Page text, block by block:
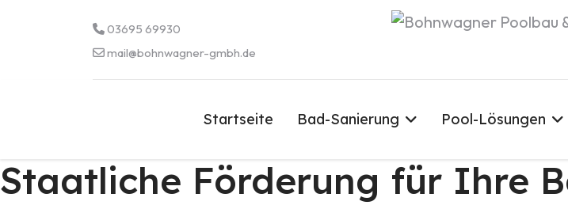
03695 69930
mail@bohnwagner-gmbh.de
Startseite Bad-Sanierung Pool-Lösungen
Staatliche Förderung für Ihre